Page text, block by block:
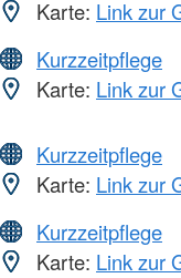
Karte: Link zur
Kurzzeitpflege
Karte: Link zur
Kurzzeitpflege
Karte: Link zur
Kurzzeitpflege
Karte: Link zur